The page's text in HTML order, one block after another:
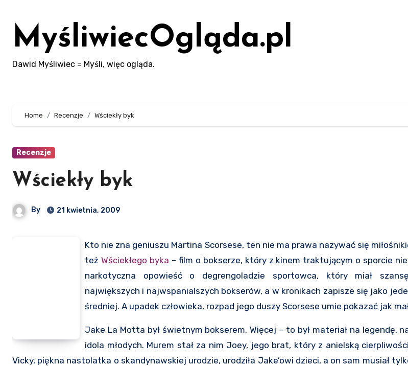
contentMyśliwiecOgląda.pl
Dawid Myśliwiec = Myśli, więc ogląda.
Home Recenzje Wściekły byk
Recenzje
Wściekły byk
By 21 kwietnia, 2009
Kto nie zna geniuszu Martina Scorsese, ten nie ma prawa nazywać się
też Wściekłego byka – film o bokserze, który z kinem traktującym o sporcie
narkotyczna opowieść o degrengoladzie sportowca, który miał
największych i najwspanialszych bokserów, a w kronikach zapisze się jako
średniej. A upadek człowieka, rozpad jego duszy Scorsese umie pokazać jak
Jake La Motta był świetnym bokserem. Więcej – to był materiał na legendę,
idola młodych. Murem stał za nim Joey, jego brat, który z anielską
Vicky, piękna nastolatka o skandynawskiej urodzie, urodziła Jake’owi dzieci, a on sam musiał